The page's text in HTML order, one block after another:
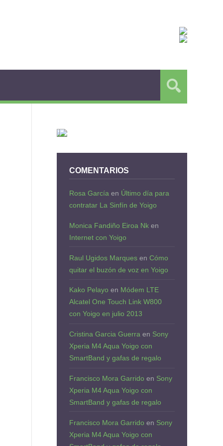
COMENTARIOS
Rosa García en Último día para
contratar La Sinfín de Yoigo
Monica Fandiño Eiroa Nk en
Internet con Yoigo
Raul Ugidos Marques en Cómo
quitar el buzón de voz en Yoigo
Kako Pelayo en Módem LTE
Alcatel One Touch Link W800
con Yoigo en julio 2013
Cristina Garcia Guerra en Sony
Xperia M4 Aqua Yoigo con
SmartBand y gafas de regalo
Francisco Mora Garrido en Sony
Xperia M4 Aqua Yoigo con
SmartBand y gafas de regalo
Francisco Mora Garrido en Sony
Xperia M4 Aqua Yoigo con